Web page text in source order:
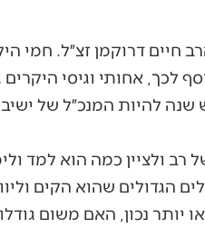
חיים דרוקמן זצ״ל. חמי
לכך, אחותי וגיסי
שנה להיות המנכ״ל של
רב ולציין כמה הוא למד
הגדולים שהוא הקים
יותר נכון, האם משום